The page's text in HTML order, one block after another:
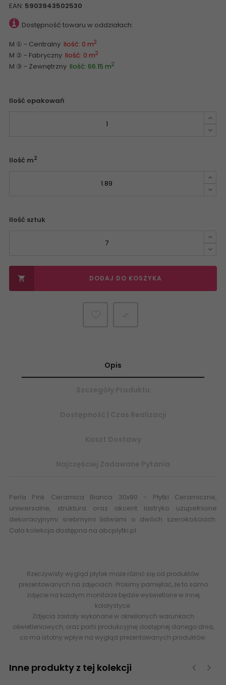
EAN: 5903943502530
Dostępność towaru w oddziałach:
M ① - Centralny Ilość: 0 m2
M ② - Fabryczny Ilość: 0 m2
M ③ - Zewnętrzny Ilość: 66.15 m2
Ilość opakowań
Ilość m2
Ilość sztuk
 DODAJ DO KOSZYKA
Opis
Perla Pink Ceramica Bianca 30x90 - Płytki Ceramiczne,
uniwersalne, struktura oraz akcent lastryko uzupełnione
dekoracyjnymi srebrnymi listwami o dwóch szerokościach.
Cala kolekcja dostępna na abcplytki.pl
Rzeczywisty wygląd płytek może różnić się od produktów
prezentowanych na zdjęciach. Prosimy pamiętać, że to samo
zdjęcie na każdym monitorze będzie wyświetlone w innej
kolorystyce.
Zdjęcia zostały wykonane w określonych warunkach
oświetleniowych, oraz partii produkcyjnej dostępnej danego dnia,
co ma istotny wpływ na wygląd prezentowanych produktów.
Inne produkty z tej kolekcji